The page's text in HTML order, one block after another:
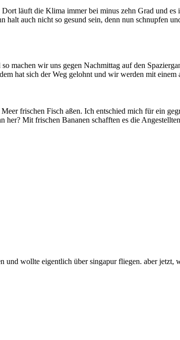
läuft die Klima immer bei minus zehn Grad und
halt auch nicht so gesund sein, denn nun schnupfen
machen wir uns gegen Nachmittag auf den
hat sich der Weg gelohnt und wir werden mit einem
frischen Fisch aßen. Ich entschied mich für ein
Mit frischen Bananen schafften es die
wollte eigentlich über singapur fliegen. aber jetzt,